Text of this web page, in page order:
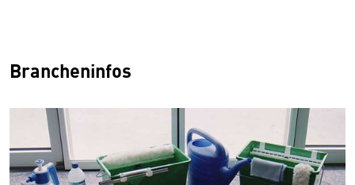
Brancheninfos